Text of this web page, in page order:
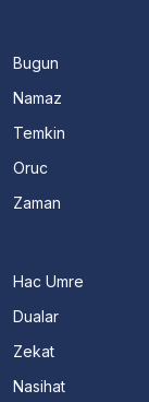
Bugun
Namaz
Temkin
Oruc
Zaman
Hac Umre
Dualar
Zekat
Nasihat